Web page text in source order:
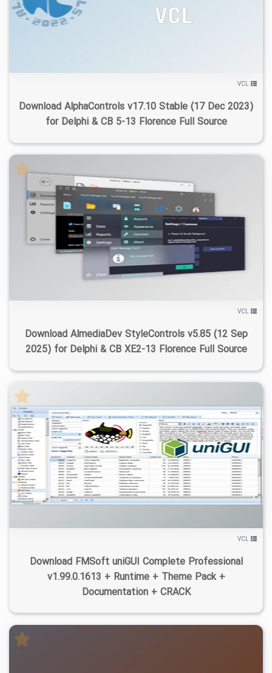
۵۸/۳K ۶
VCL
Download AlphaControls v17.10 Stable (17 Dec 2023)
for Delphi & CB 5-13 Florence Full Source
۱۵/۵K ۴۰/۸K ۱۴۰۴/۰۶/۲۲ ۵
VCL
Download AlmediaDev StyleControls v5.85 (12 Sep
2025) for Delphi & CB XE2-13 Florence Full Source
۱۱/۵K ۱۴۰۵/۰۴/۲۱
VCL
Download FMSoft uniGUI Complete Professional
v1.99.0.1613 + Runtime + Theme Pack +
Documentation + CRACK